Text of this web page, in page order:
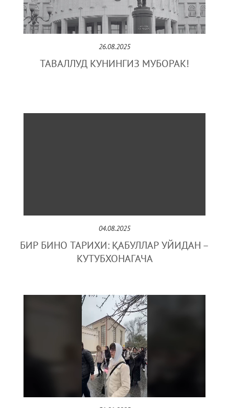
26.08.2025
ТАВАЛЛУД КУНИНГИЗ МУБОРАК!
04.08.2025
БИР БИНО ТАРИХИ: ҚАБУЛЛАР УЙИДАН –
КУТУБХОНАГАЧА